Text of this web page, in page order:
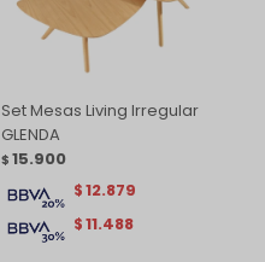
Set Mesas Living Irregular
GLENDA
$ 15.900
$11.488
$12.879